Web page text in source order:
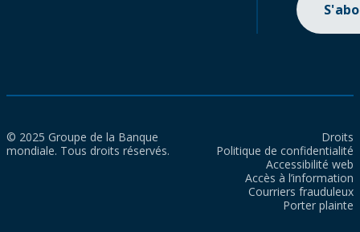
© 2025 Groupe de la Banque
mondiale. Tous droits réservés.
Droits
Politique de confidentialité
Accessibilité web
Accès à l’information
Courriers frauduleux
Porter plainte